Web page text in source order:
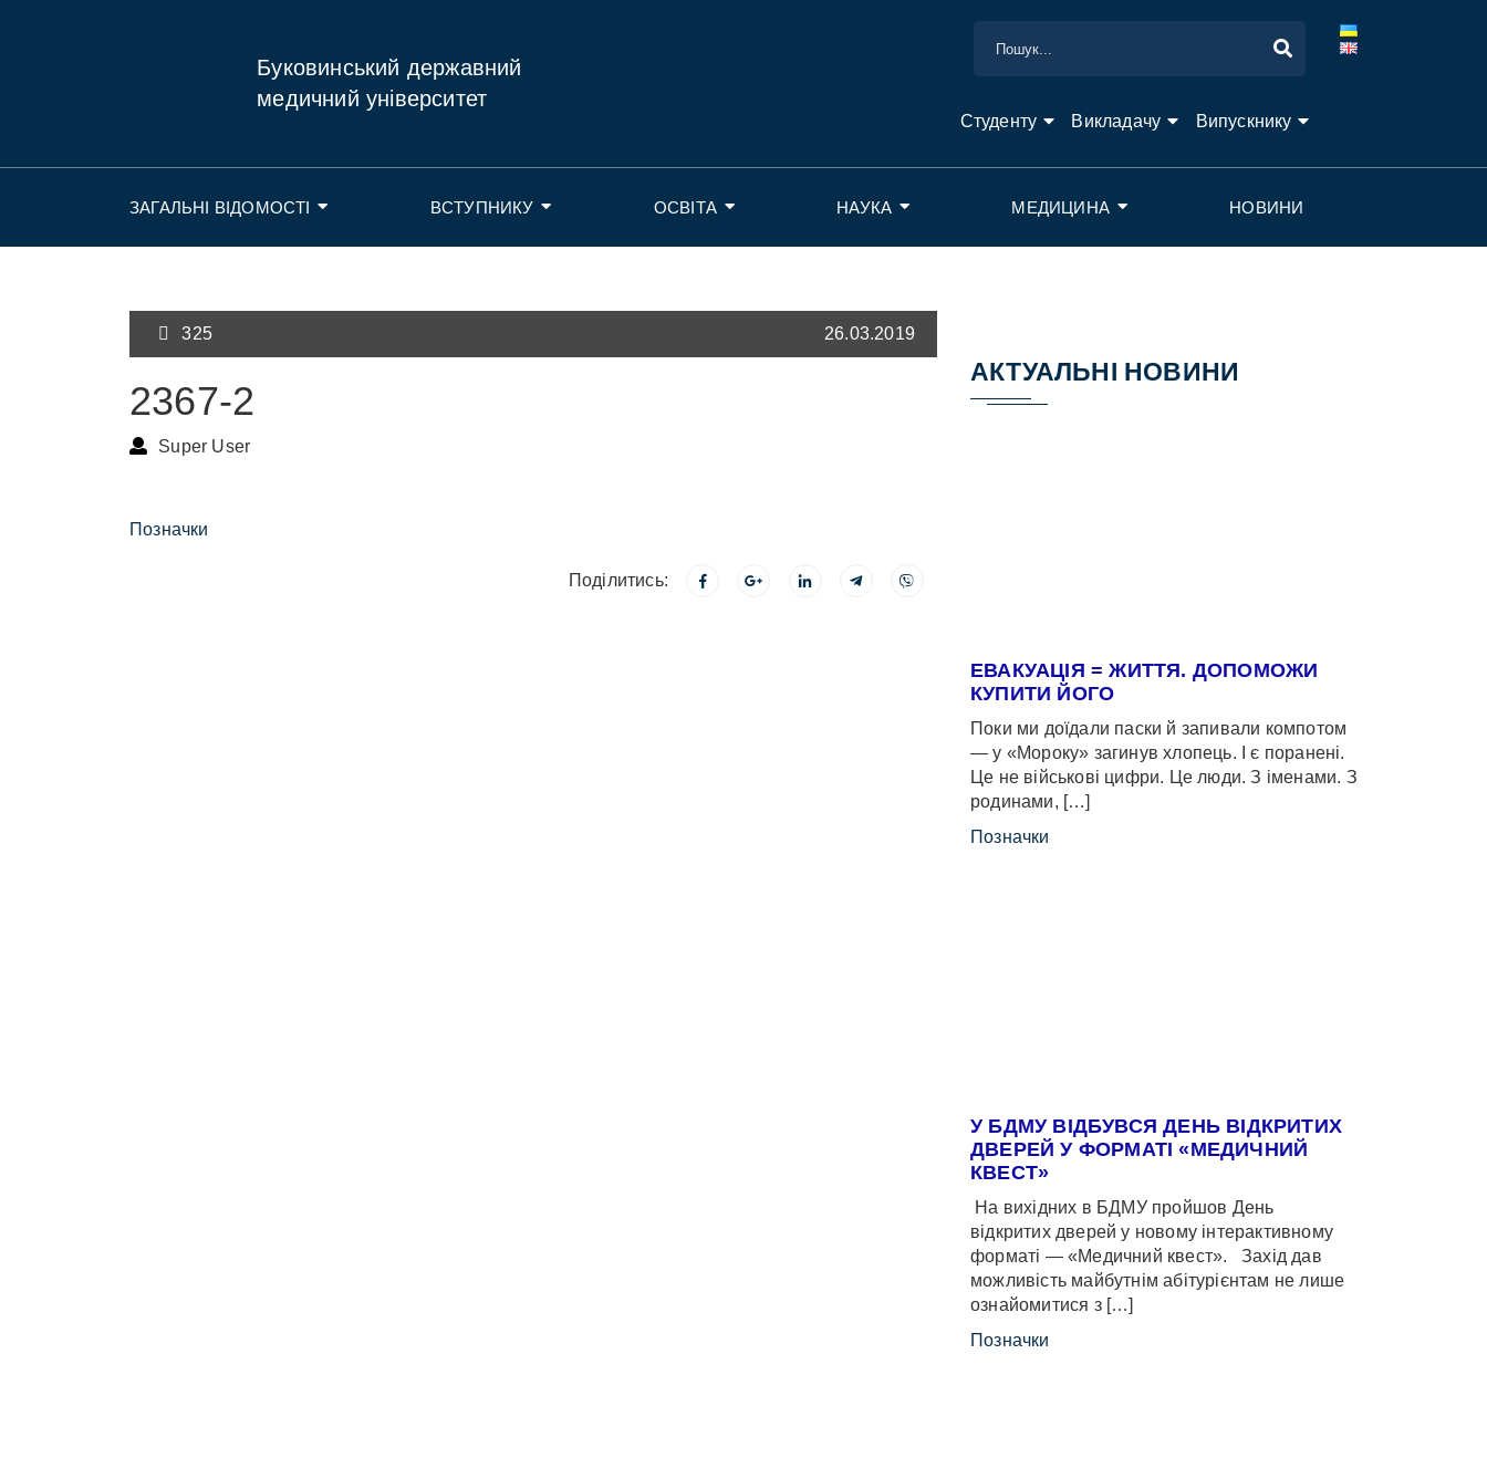
Буковинський державний
медичний університет
Студенту Викладачу Випускнику
ЗАГАЛЬНІ ВІДОМОСТІ ВСТУПНИКУ ОСВІТА НАУКА МЕДИЦИНА НОВИНИ
325 26.03.2019
2367-2
Super User
Позначки
Поділитись:
АКТУАЛЬНІ НОВИНИ
ЕВАКУАЦІЯ = ЖИТТЯ. ДОПОМОЖИ
КУПИТИ ЙОГО
Поки ми доїдали паски й запивали компотом
— у «Мороку» загинув хлопець. І є поранені.
Це не військові цифри. Це люди. З іменами. З
родинами, […]
Позначки
У БДМУ ВІДБУВСЯ ДЕНЬ ВІДКРИТИХ
ДВЕРЕЙ У ФОРМАТІ «МЕДИЧНИЙ
КВЕСТ»
На вихідних в БДМУ пройшов День
відкритих дверей у новому інтерактивному
форматі — «Медичний квест». Захід дав
можливість майбутнім абітурієнтам не лише
ознайомитися з […]
Позначки